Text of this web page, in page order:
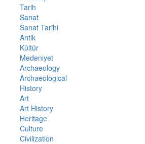
Tarih
Sanat
Sanat Tarihi
Antik
Kültür
Medeniyet
Archaeology
Archaeological
History
Art
Art History
Heritage
Culture
Civilization